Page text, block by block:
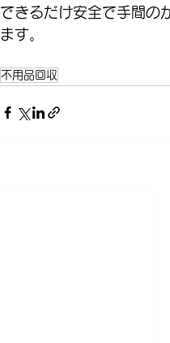
できるだけ安全で手間の
ます。
不用品回収